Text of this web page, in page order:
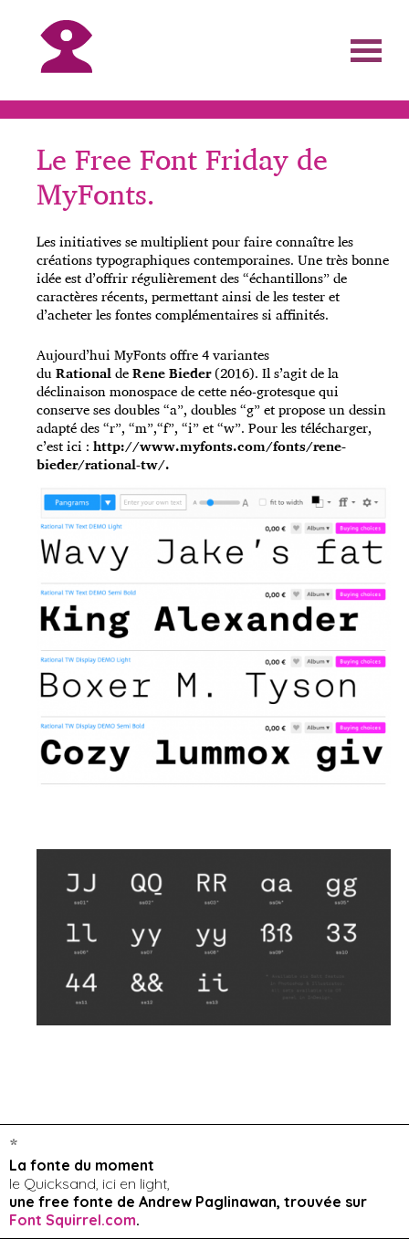
Le Free Font Friday de
MyFonts.
Les initiatives se multiplient pour faire connaître les
créations typographiques contemporaines. Une très bonne
idée est d’offrir régulièrement des “échantillons” de
caractères récents, permettant ainsi de les tester et
d’acheter les fontes complémentaires si affinités.
Aujourd’hui MyFonts offre 4 variantes
duRationaldeRene Bieder(2016). Il s’agit de la
déclinaison monospace de cette néo-grotesque qui
conserve ses doubles “a”, doubles “g” et propose un dessin
adapté des “r”, “m”,“f”, “i” et “w”. Pour les télécharger,
c’est ici : http://www.myfonts.com/fonts/rene-
bieder/rational-tw/.
*
La fonte du moment
le Quicksand, ici en light,
une free fonte de Andrew Paglinawan, trouvée sur
Font Squirrel.com.